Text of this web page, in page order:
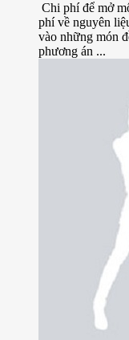
Chi phí để mở
phí về nguyên
vào những món
phương án ...